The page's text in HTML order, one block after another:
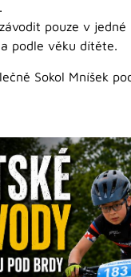
pouze v
podle věku dítěte.
Sokol Mníšek